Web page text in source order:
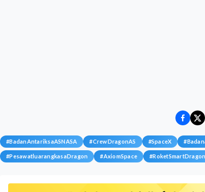
#BadanAntariksaASNASA #CrewDragonAS #SpaceX #
#PesawatluarangkasaDragon #AxiomSpace #RoketSmartDragon